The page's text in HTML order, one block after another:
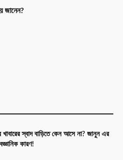
জানেন?
খাবারের স্বাদ বাড়িতে কেন আসে না? জানুন এর
কারণ!